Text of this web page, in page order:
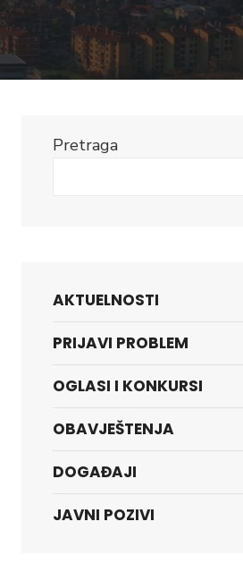
Pretraga
AKTUELNOSTI
PRIJAVI PROBLEM
OGLASI I KONKURSI
OBAVJEŠTENJA
DOGAĐAJI
JAVNI POZIVI